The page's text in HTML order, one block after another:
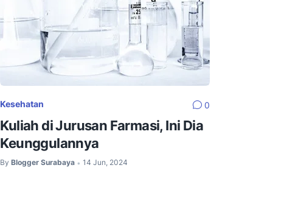
Kesehatan 0
Kuliah di Jurusan Farmasi, Ini Dia
Keunggulannya
By Blogger Surabaya • 14 Jun, 2024